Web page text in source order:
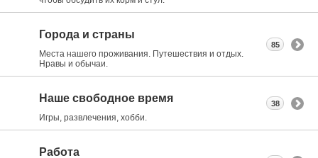
Города и страны
Места нашего проживания. Путешествия и отдых.
Нравы и обычаи.
85
Наше свободное время
Игры, развлечения, хобби.
38
Работа